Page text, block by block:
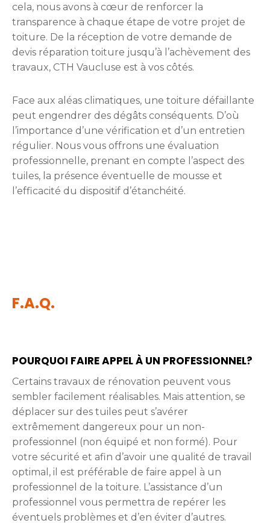
cela, nous avons à cœur de renforcer la
transparence à chaque étape de votre projet de
toiture. De la réception de votre demande de
devis réparation toiture jusqu’à l’achèvement des
travaux, CTH Vaucluse est à vos côtés.
Face aux aléas climatiques, une toiture défaillante
peut engendrer des dégâts conséquents. D’où
l’importance d’une vérification et d’un entretien
régulier. Nous vous offrons une évaluation
professionnelle, prenant en compte l’aspect des
tuiles, la présence éventuelle de mousse et
l’efficacité du dispositif d’étanchéité.
F.A.Q.
POURQUOI FAIRE APPEL À UN PROFESSIONNEL?
Certains travaux de rénovation peuvent vous
sembler facilement réalisables. Mais attention, se
déplacer sur des tuiles peut s’avérer
extrêmement dangereux pour un non-
professionnel (non équipé et non formé). Pour
votre sécurité et afin d’avoir une qualité de travail
optimal, il est préférable de faire appel à un
professionnel de la toiture. L’assistance d’un
professionnel vous permettra de repérer les
éventuels problèmes et d’en éviter d’autres.